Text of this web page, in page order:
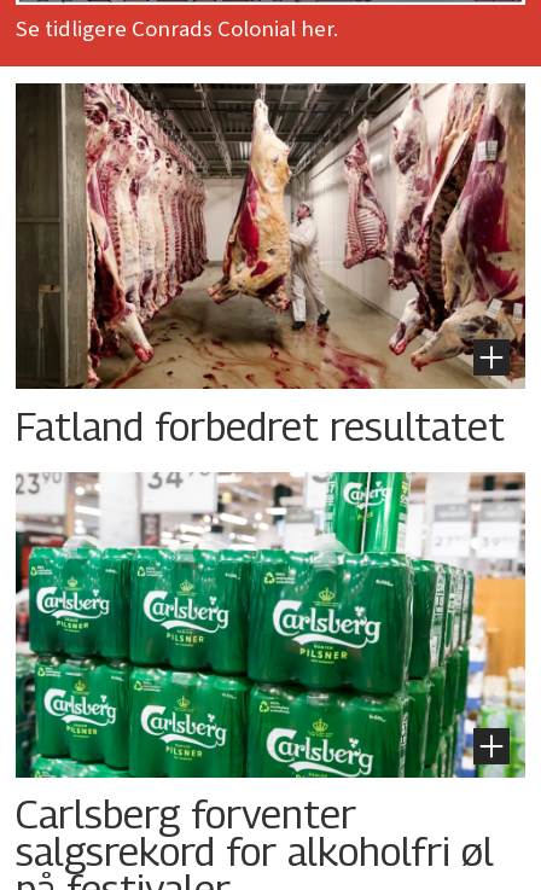
Se tidligere Conrads Colonial her.
Fatland forbedret resultatet
Carlsberg forventer
salgsrekord for alkoholfri øl